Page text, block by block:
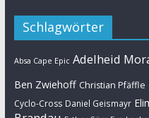
Schlagwörter
Absa Cape Epic Adelheid
Ben Zwiehoff Christian Pfäffle
Cyclo-Cross Daniel Geismayr